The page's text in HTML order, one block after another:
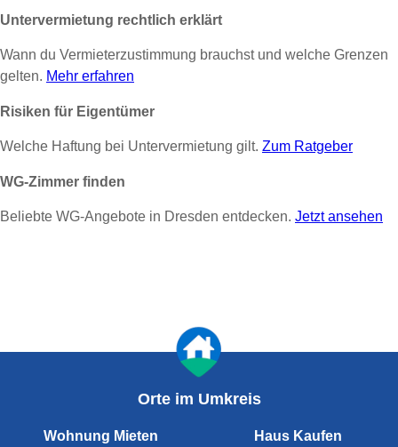
Untervermietung rechtlich erklärt
Wann du Vermieterzustimmung brauchst und welche Grenzen
gelten. Mehr erfahren
Risiken für Eigentümer
Welche Haftung bei Untervermietung gilt. Zum Ratgeber
WG-Zimmer finden
Beliebte WG-Angebote in Dresden entdecken. Jetzt ansehen
Orte im Umkreis
Wohnung Mieten Haus Kaufen